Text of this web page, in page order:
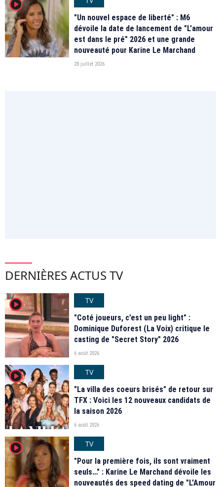
player2
"Un nouvel espace de liberté" : M6
dévoile la date de lancement de "L'amour
est dans le pré" 2026 et une grande
nouveauté pour Karine Le Marchand
28 juillet 2026
DERNIÈRES ACTUS TV
player2
TV
"Coté joueurs, c’est un peu light" :
Dominique Duforest (La Voix) critique le
casting de "Secret Story" 2026
6 août 2026
player2
TV
"La villa des coeurs brisés" de retour sur
TFX : Voici les 12 nouveaux candidats de
la saison 2026
6 août 2026
player2
TV
"Pour la première fois, ils sont vraiment
seuls…" : Karine Le Marchand dévoile les
nouveautés des speed dating de "L'Amour